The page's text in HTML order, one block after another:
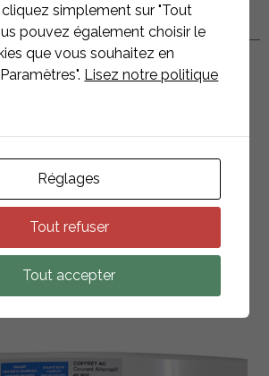
ASSOCIÉS
RETOUR À LA LISTE
simplement sur "Tout
pouvez également choisir le
que vous souhaitez en
Lisez notre politique
Réglages
Tout refuser
Tout accepter